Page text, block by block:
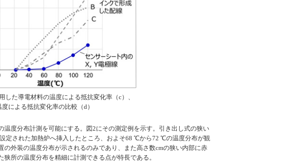
た導電材料の温度による抵抗変化率（c）、
による抵抗変化率の比較（d）
度分布計測を可能にする。図2にその測定例を示す。引き出し式の狭い
定された加熱炉へ挿入したところ、およそ68 ℃から72 ℃の温度分布が観
外装の温度分布が示されるのみであり、また高さ数cmの狭い内部に赤
所の温度分布を精細に計測できる点が特長である。